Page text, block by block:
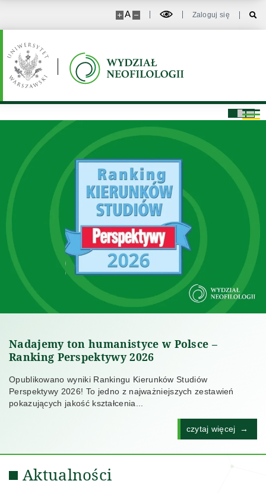
A Zaloguj się
Strona główna
Nadajemy ton humanistyce w Polsce –
Ranking Perspektywy 2026
Opublikowano wyniki Rankingu Kierunków Studiów
Perspektywy 2026! To jedno z najważniejszych zestawień
pokazujących jakość kształcenia...
czytaj więcej
Aktualności